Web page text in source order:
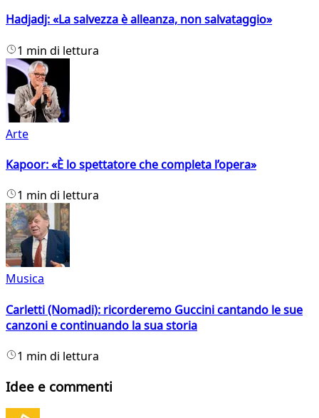
Hadjadj: «La salvezza è alleanza, non salvataggio»
1 min di lettura
Arte
Kapoor: «È lo spettatore che completa l’opera»
1 min di lettura
Musica
Carletti (Nomadi): ricorderemo Guccini cantando le sue
canzoni e continuando la sua storia
1 min di lettura
Idee e commenti